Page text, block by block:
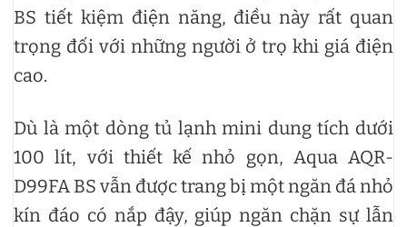
BS tiết kiệm điện năng, điều này rất quan
trọng đối với những người ở trọ khi giá điện
cao.
Dù là một dòng tủ lạnh mini dung tích dưới
100 lít, với thiết kế nhỏ gọn, Aqua AQR-
D99FA BS vẫn được trang bị một ngăn đá nhỏ
kín đáo có nắp đậy, giúp ngăn chặn sự lẫn